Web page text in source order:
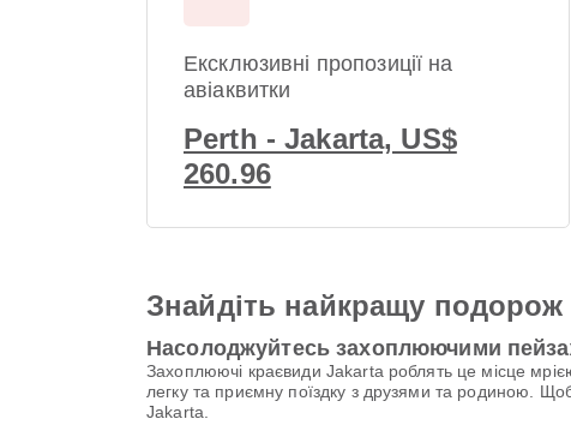
Ексклюзивні пропозиції на
авіаквитки
Perth - Jakarta, US$
260.96
Знайдіть найкращу подорож
Насолоджуйтесь захоплюючими
Захоплюючі краєвиди Jakarta роблять це місце
легку та приємну поїздку з друзями та родиною.
Jakarta.